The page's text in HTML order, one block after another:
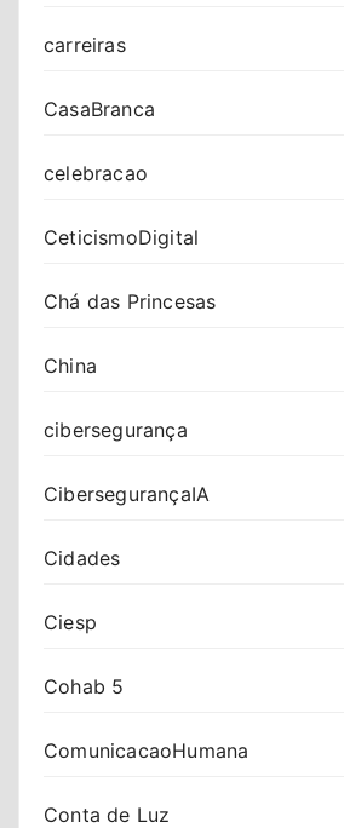
carreiras
CasaBranca
celebracao
CeticismoDigital
Chá das Princesas
China
cibersegurança
CibersegurançaIA
Cidades
Ciesp
Cohab 5
ComunicacaoHumana
Conta de Luz